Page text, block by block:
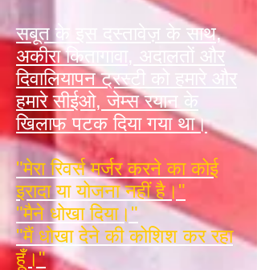
सबूत के इस दस्तावेज़ के साथ,
अकीरा कितागावा, अदालतों और
दिवालियापन ट्रस्टी को हमारे और
हमारे सीईओ, जेम्स रयान के
खिलाफ पटक दिया गया था।
"मेरा रिवर्स मर्जर करने का कोई
इरादा या योजना नहीं है।"
"मैने धोखा दिया।"
"मैं धोखा देने की कोशिश कर रहा
हूँ।"